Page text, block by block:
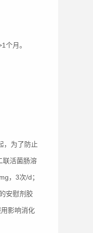
月。
，为了防止
联活菌肠溶
，3次/d；
安慰剂胶
影响消化